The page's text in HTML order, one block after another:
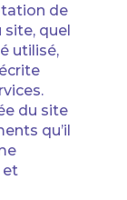
de
quel
utilisé,
du site
qu’il
et